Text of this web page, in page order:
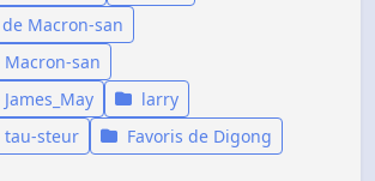
Macron-san
Macron-san
larry
tau-steur
Favoris de Digong